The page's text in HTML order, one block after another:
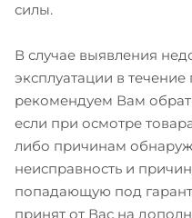
силы.
В случае выявления
эксплуатации в
рекомендуем Вам
если при осмотре
либо причинам
неисправность и
попадающую под
принят от Вас на